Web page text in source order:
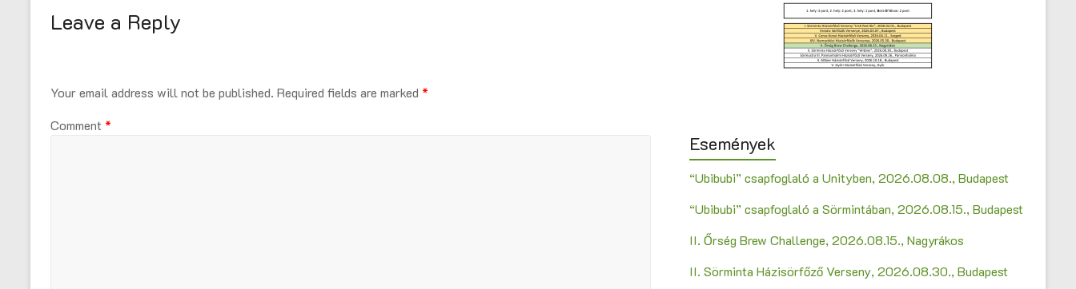
Leave a Reply
Your email address will not be published. Required fields are marked *
Comment *
Események
“Ubibubi” csapfoglaló a Unityben, 2026.08.08., Budapest
“Ubibubi” csapfoglaló a Sörmintában, 2026.08.15., Budapest
II. Őrség Brew Challenge, 2026.08.15., Nagyrákos
II. Sörminta Házisörfőző Verseny, 2026.08.30., Budapest